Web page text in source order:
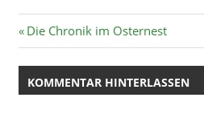
Vorheriger
Beitrag:
Die Chronik im Osternest
KOMMENTAR HINTERLASSEN